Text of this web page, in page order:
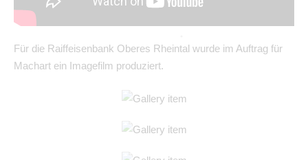
Für die Raiffeisenbank Oberes Rheintal wurde im Auftrag für
Machart ein Imagefilm produziert.